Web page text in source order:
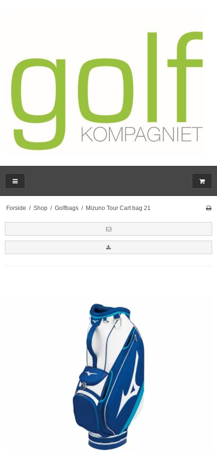
Forside / Shop / Golfbags / Mizuno Tour Cart bag 21